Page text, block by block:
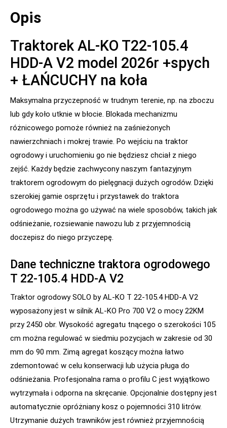
Opis
Traktorek AL-KO T22-105.4
HDD-A V2 model 2026r +spych
+ ŁAŃCUCHY na koła
Maksymalna przyczepność w trudnym terenie, np. na zboczu
lub gdy koło utknie w błocie. Blokada mechanizmu
różnicowego pomoże również na zaśnieżonych
nawierzchniach i mokrej trawie. Po wejściu na traktor
ogrodowy i uruchomieniu go nie będziesz chciał z niego
zejść. Każdy będzie zachwycony naszym fantazyjnym
traktorem ogrodowym do pielęgnacji dużych ogrodów. Dzięki
szerokiej gamie osprzętu i przystawek do traktora
ogrodowego można go używać na wiele sposobów, takich jak
odśnieżanie, rozsiewanie nawozu lub z przyjemnością
doczepisz do niego przyczepę.
Dane techniczne traktora ogrodowego
T 22-105.4 HDD-A V2
Traktor ogrodowy SOLO by AL-KO T 22-105.4 HDD-A V2
wyposażony jest w silnik AL-KO Pro 700 V2 o mocy 22KM
przy 2450 obr. Wysokość agregatu tnącego o szerokości 105
cm można regulować w siedmiu pozycjach w zakresie od 30
mm do 90 mm. Zimą agregat koszący można łatwo
zdemontować w celu konserwacji lub użycia pługa do
odśnieżania. Profesjonalna rama o profilu C jest wyjątkowo
wytrzymała i odporna na skręcanie. Opcjonalnie dostępny jest
automatycznie opróżniany kosz o pojemności 310 litrów.
Utrzymanie dużych trawników jest również przyjemnością